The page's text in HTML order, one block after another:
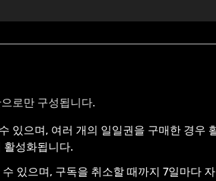
로만 구성됩니다.
있으며, 여러 개의 일일권을 구매한 경우
활성화됩니다.
있으며, 구독을 취소할 때까지 7일마다